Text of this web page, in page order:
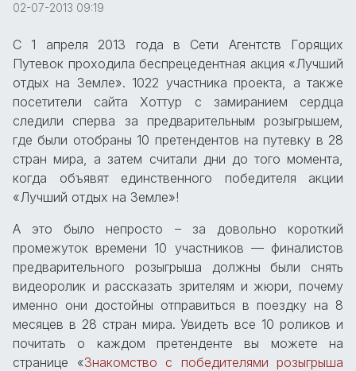
02-07-2013 09:19
С 1 апреля 2013 года в Сети Агентств Горящих
Путевок проходила беспрецедентная акция «Лучший
отдых на Земле». 1022 участника проекта, а также
посетители сайта Хоттур с замиранием сердца
следили сперва за предварительным розыгрышем,
где были отобраны 10 претендентов на путевку в 28
стран мира, а затем считали дни до того момента,
когда объявят единственного победителя акции
«Лучший отдых на Земле»!
А это было непросто – за довольно короткий
промежуток времени 10 участников — финалистов
предварительного розыгрыша должны были снять
видеоролик и рассказать зрителям и жюри, почему
именно они достойны отправиться в поездку на 8
месяцев в 28 стран мира. Увидеть все 10 роликов и
почитать о каждом претенденте вы можете на
странице «Знакомство с победителями розыгрыша